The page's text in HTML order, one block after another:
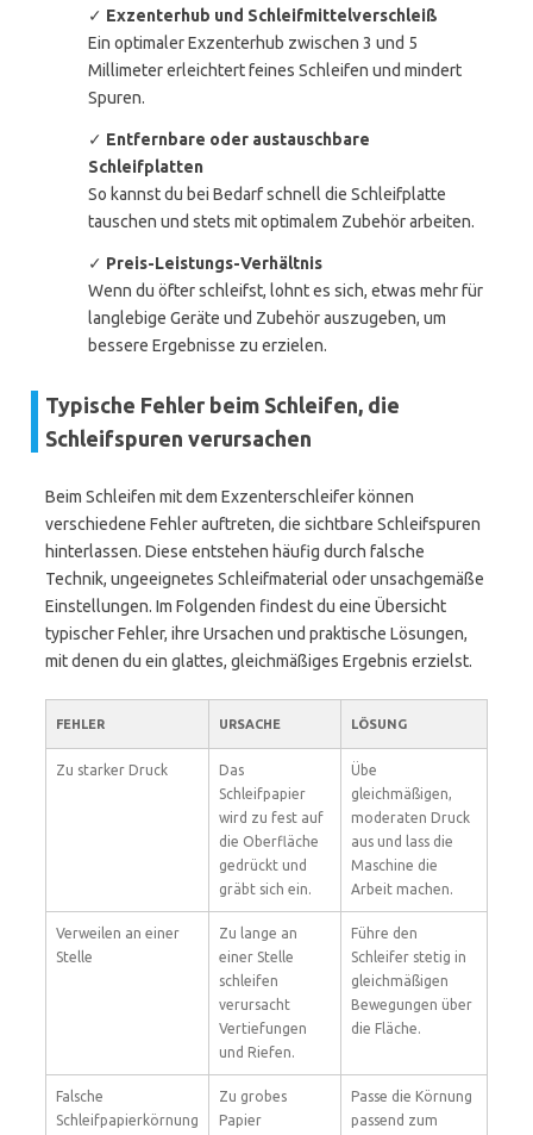
✓ Exzenterhub und Schleifmittelverschleiß
Ein optimaler Exzenterhub zwischen 3 und 5
Millimeter erleichtert feines Schleifen und mindert
Spuren.
✓ Entfernbare oder austauschbare
Schleifplatten
So kannst du bei Bedarf schnell die Schleifplatte
tauschen und stets mit optimalem Zubehör arbeiten.
✓ Preis-Leistungs-Verhältnis
Wenn du öfter schleifst, lohnt es sich, etwas mehr für
langlebige Geräte und Zubehör auszugeben, um
bessere Ergebnisse zu erzielen.
Typische Fehler beim Schleifen, die
Schleifspuren verursachen
Beim Schleifen mit dem Exzenterschleifer können
verschiedene Fehler auftreten, die sichtbare Schleifspuren
hinterlassen. Diese entstehen häufig durch falsche
Technik, ungeeignetes Schleifmaterial oder unsachgemäße
Einstellungen. Im Folgenden findest du eine Übersicht
typischer Fehler, ihre Ursachen und praktische Lösungen,
mit denen du ein glattes, gleichmäßiges Ergebnis erzielst.
FEHLER URSACHE LÖSUNG
Zu starker Druck
Das
Schleifpapier
wird zu fest auf
die Oberfläche
gedrückt und
gräbt sich ein.
Übe
gleichmäßigen,
moderaten Druck
aus und lass die
Maschine die
Arbeit machen.
Verweilen an einer
Stelle
Zu lange an
einer Stelle
schleifen
verursacht
Vertiefungen
und Riefen.
Führe den
Schleifer stetig in
gleichmäßigen
Bewegungen über
die Fläche.
Falsche
Schleifpapierkörnung
Zu grobes
Papier
Passe die Körnung
passend zum